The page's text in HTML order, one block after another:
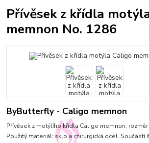
Přívěsek z křídla
memnon No. 1286
ByButterfly - Caligo memnon
Přívěsek z motýlího křídla Caligo memnon, rozměr
Použitý materiál: sklo a chirurgická ocel. Součástí